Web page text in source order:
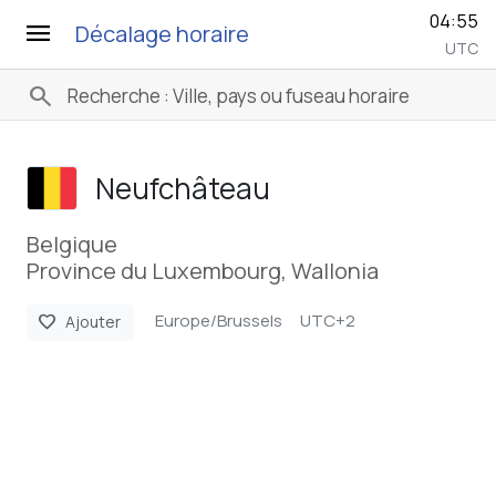
menu Décalage horaire 04:55
UTC
search
Neufchâteau
Belgique
Province du Luxembourg, Wallonia
favorite Ajouter Europe/Brussels UTC+2